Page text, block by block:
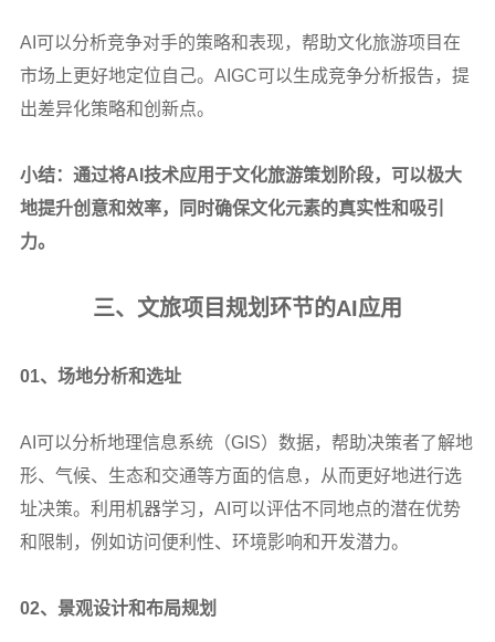
AI 可以分析竞争对手的策略和表现，帮助文化旅游项目在
市场上更好地定位自己。AIGC可以生成竞争分析报告，提
出差异化策略和创新点。
小结：通过将AI技术应用于文化旅游策划阶段，可以极大
地提升创意和效率，同时确保文化元素的真实性和吸引
力。
三、文旅项目规划环节的AI应用
01、场地分析和选址
AI 可以分析地理信息系统（GIS）数据，帮助决策者了解地
形、气候、生态和交通等方面的信息，从而更好地进行选
址决策。利用机器学习，AI可以评估不同地点的潜在优势
和限制，例如访问便利性、环境影响和开发潜力。
02、景观设计和布局规划